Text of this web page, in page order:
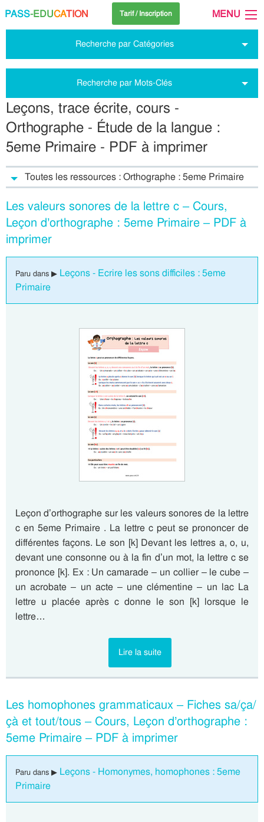
PASS-EDUCATION Tarif / Inscription MENU
Recherche par Catégories
Recherche par Mots-Clés
Leçons, trace écrite, cours -
Orthographe - Étude de la langue :
5eme Primaire - PDF à imprimer
Toutes les ressources : Orthographe : 5eme Primaire
Les valeurs sonores de la lettre c – Cours,
Leçon d’orthographe : 5eme Primaire – PDF à
imprimer
Paru dans ▶ Leçons - Ecrire les sons difficiles : 5eme
Primaire
Leçon d’orthographe sur les valeurs sonores de la lettre
c en 5eme Primaire . La lettre c peut se prononcer de
différentes façons. Le son [k] Devant les lettres a, o, u,
devant une consonne ou à la fin d’un mot, la lettre c se
prononce [k]. Ex : Un camarade – un collier – le cube –
un acrobate – un acte – une clémentine – un lac La
lettre u placée après c donne le son [k] lorsque le
lettre…
Lire la suite
Les homophones grammaticaux – Fiches sa/ça/
çà et tout/tous – Cours, Leçon d’orthographe :
5eme Primaire – PDF à imprimer
Paru dans ▶ Leçons - Homonymes, homophones : 5eme
Primaire